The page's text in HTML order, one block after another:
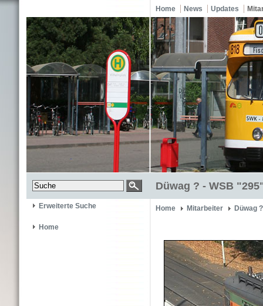
Home News Updates
Düwag ? - WSB
Erweiterte Suche
Home
Home Mitarbeiter Düwag ?